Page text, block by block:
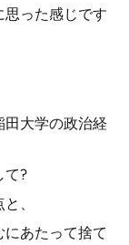
思った感じです
大学の政治経
て?
、
あたって捨て